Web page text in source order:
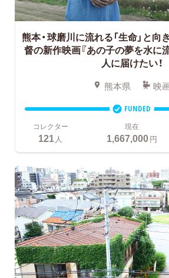
熊本・球磨川に流れる「生命」と向
督の新作映画『あの子の夢を水に
人に届けたい！
熊本県 映
FUNDED
コレクター
121 人
現在
1,667,000円